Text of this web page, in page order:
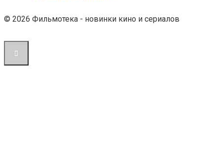
© 2026 Фильмотека - новинки кино и сериалов